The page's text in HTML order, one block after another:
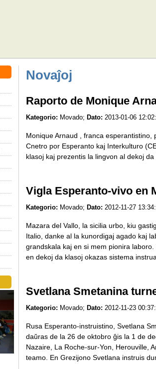
Novaĵoj
Raporto de Monique
Kategorio: Movado; Dato: 2013-01-06
Monique Arnaud , franca
Cnetro por Esperanto kaj Interkulturo
klasoj kaj prezentis la lingvon al dekoj
Vigla Esperanto-vivo en
Kategorio: Movado; Dato: 2012-11-27
Mazara del Vallo, la sicilia urbo, kiu
Italio, danke al la kunordigaj agado kaj
grandskala kaj en si mem pionira
en dekoj da klasoj okazas sistema
Svetlana Smetanina
Kategorio: Movado; Dato: 2012-11-23
Rusa Esperanto-instruistino, Svetlana
daŭras de la 26 de oktobro ĝis la 1 de
Nazaire, La Roche-sur-Yon, Herouville,
teamo. En Grezijono Svetlana instruis